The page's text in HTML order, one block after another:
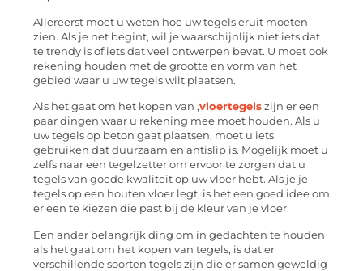
Allereerst moet u weten hoe uw tegels eruit moeten
zien. Als je net begint, wil je waarschijnlijk niet iets dat
te trendy is of iets dat veel ontwerpen bevat. U moet ook
rekening houden met de grootte en vorm van het
gebied waar u uw tegels wilt plaatsen.
Als het gaat om het kopen van ,vloertegels zijn er een
paar dingen waar u rekening mee moet houden. Als u
uw tegels op beton gaat plaatsen, moet u iets
gebruiken dat duurzaam en antislip is. Mogelijk moet u
zelfs naar een tegelzetter om ervoor te zorgen dat u
tegels van goede kwaliteit op uw vloer hebt. Als je je
tegels op een houten vloer legt, is het een goed idee om
er een te kiezen die past bij de kleur van je vloer.
Een ander belangrijk ding om in gedachten te houden
als het gaat om het kopen van tegels, is dat er
verschillende soorten tegels zijn die er samen geweldig